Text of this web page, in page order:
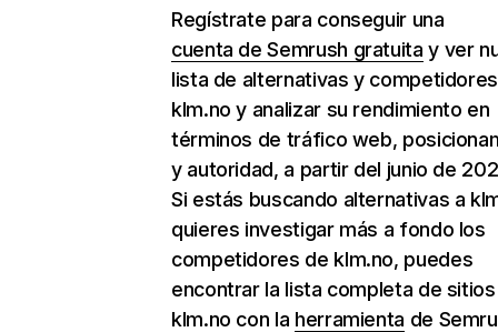
Regístrate para conseguir una
cuenta de Semrush gratuita y ver
lista de alternativas y
klm.no y analizar su rendimiento en
términos de tráfico web,
y autoridad, a partir del junio de
Si estás buscando alternativas a
quieres investigar más a fondo los
competidores de klm.no, puedes
encontrar la lista completa de
klm.no con la herramienta de